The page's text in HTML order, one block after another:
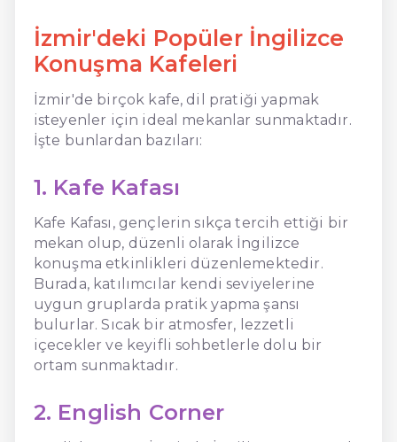
İzmir'deki Popüler İngilizce
Konuşma Kafeleri
İzmir'de birçok kafe, dil pratiği yapmak
isteyenler için ideal mekanlar sunmaktadır.
İşte bunlardan bazıları:
1. Kafe Kafası
Kafe Kafası, gençlerin sıkça tercih ettiği bir
mekan olup, düzenli olarak İngilizce
konuşma etkinlikleri düzenlemektedir.
Burada, katılımcılar kendi seviyelerine
uygun gruplarda pratik yapma şansı
bulurlar. Sıcak bir atmosfer, lezzetli
içecekler ve keyifli sohbetlerle dolu bir
ortam sunmaktadır.
2. English Corner